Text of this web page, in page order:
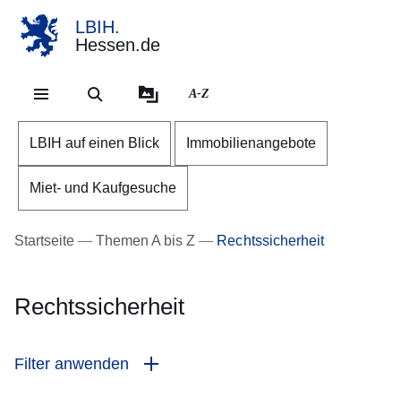
LBIH.
Hessen.de
A-Z
LBIH auf einen Blick Immobilienangebote
Miet- und Kaufgesuche
Startseite Themen A bis Z Rechtssicherheit
Rechtssicherheit
Filter anwenden